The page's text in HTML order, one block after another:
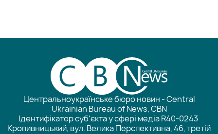
Центральноукраїнське бюро новин - Central
Ukrainian Bureau of News, CBN
Ідентифікатор суб'єкта у сфері медіа R40-0243
Кропивницький, вул. Велика Перспективна, 46, третій